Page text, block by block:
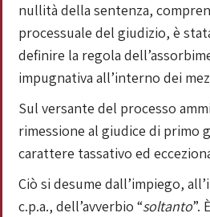
nullità della sentenza,
processuale del giudizio, è
definire la regola
impugnativa all’interno dei
Sul versante del processo
rimessione al giudice di primo
carattere tassativo ed
Ciò si desume dall’impiego,
c.p.a., dell’avverbio “soltanto”.